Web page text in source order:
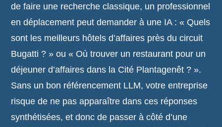
de faire une recherche classique, un professionnel
en déplacement peut demander à une IA : « Quels
sont les meilleurs hôtels d’affaires près du circuit
Bugatti ? » ou « Où trouver un restaurant pour un
déjeuner d’affaires dans la Cité Plantagenêt ? ».
Sans un bon référencement LLM, votre entreprise
risque de ne pas apparaître dans ces réponses
synthétisées, et donc de passer à côté d’une